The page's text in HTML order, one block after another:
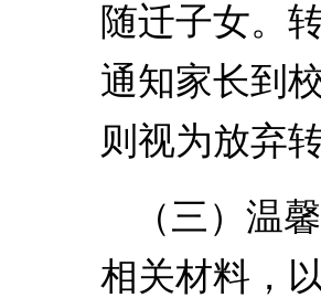
随迁子女。
通知家长到
则视为放弃
（三）温
相关材料，